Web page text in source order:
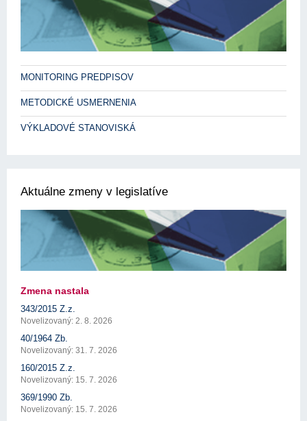
MONITORING PREDPISOV
METODICKÉ USMERNENIA
VÝKLADOVÉ STANOVISKÁ
Aktuálne zmeny v legislatíve
Zmena nastala
343/2015 Z.z.
Novelizovaný: 2. 8. 2026
40/1964 Zb.
Novelizovaný: 31. 7. 2026
160/2015 Z.z.
Novelizovaný: 15. 7. 2026
369/1990 Zb.
Novelizovaný: 15. 7. 2026